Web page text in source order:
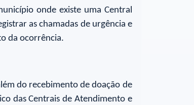
onde existe uma Central
as chamadas de urgência e
da ocorrência.
do recebimento de doação de
das Centrais de Atendimento e